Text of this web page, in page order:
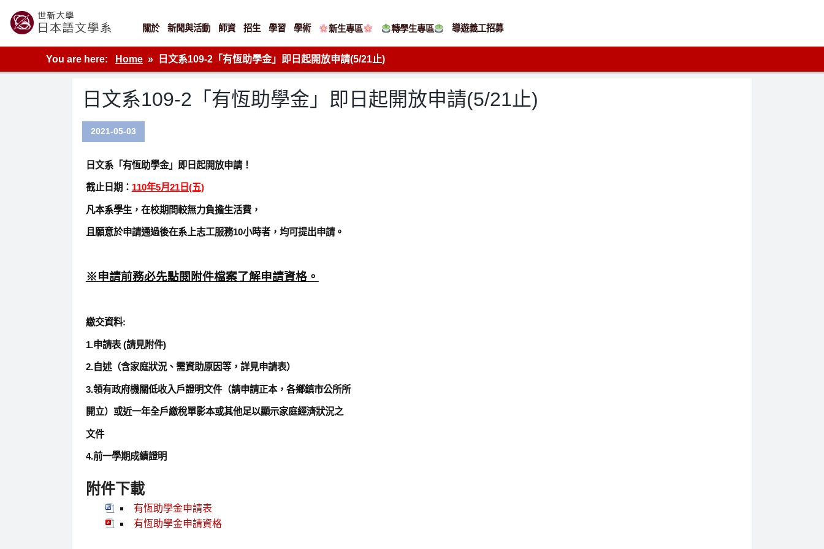
content
世新大學教學單位的網站
關於 新聞與活動 師資 招生 學習 學術 新生專區 轉學生專區 導遊義工招募
You are here: Home 日文系109-2「有恆助學金」即日起開放申請(5/21止)
日文系109-2「有恆助學金」即日起開放申請(5/21止)
2021-05-03
日文系「有恆助學金」即日起開放申請！
截止日期： 110年5月21日(五)
凡本系學生，在校期間較無力負擔生活費，
且願意於申請通過後在系上志工服務10小時者，均可提出申請。
※申請前務必先點閱附件檔案了解申請資格。
繳交資料:
1.申請表 (請見附件)
2.自述（含家庭狀況、需資助原因等，詳見申請表）
3.領有政府機關低收入戶證明文件（請申請正本，各鄉鎮市公所所
開立）或近一年全戶繳稅單影本或其他足以顯示家庭經濟狀況之
文件
4.前一學期成績證明
附件下載
有恆助學金申請表
有恆助學金申請資格